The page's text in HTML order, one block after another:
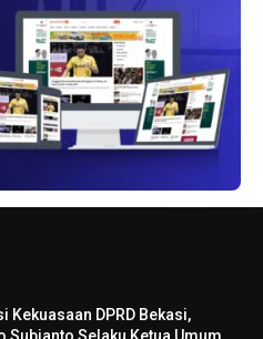
Kekuasaan DPRD Bekasi,